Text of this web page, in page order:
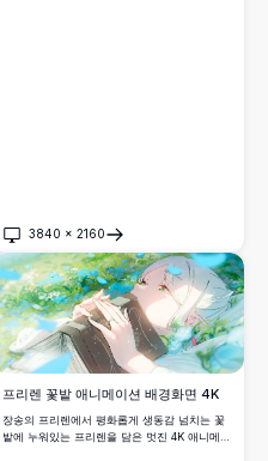
3840 × 2160
열기
프리렌 꽃밭 애니메이션 배경화면 4K
장송의 프리렌에서 평화롭게 생동감 넘치는 꽃
밭에 누워있는 프리렌을 담은 멋진 4K 애니메이